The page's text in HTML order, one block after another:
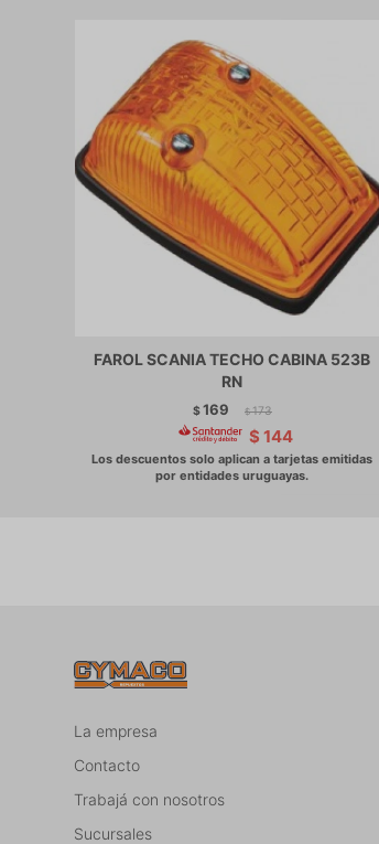
FAROL SCANIA TECHO CABINA 523B
RN
$169 $ 173
$ 144
La empresa
Contacto
Trabajá con nosotros
Sucursales